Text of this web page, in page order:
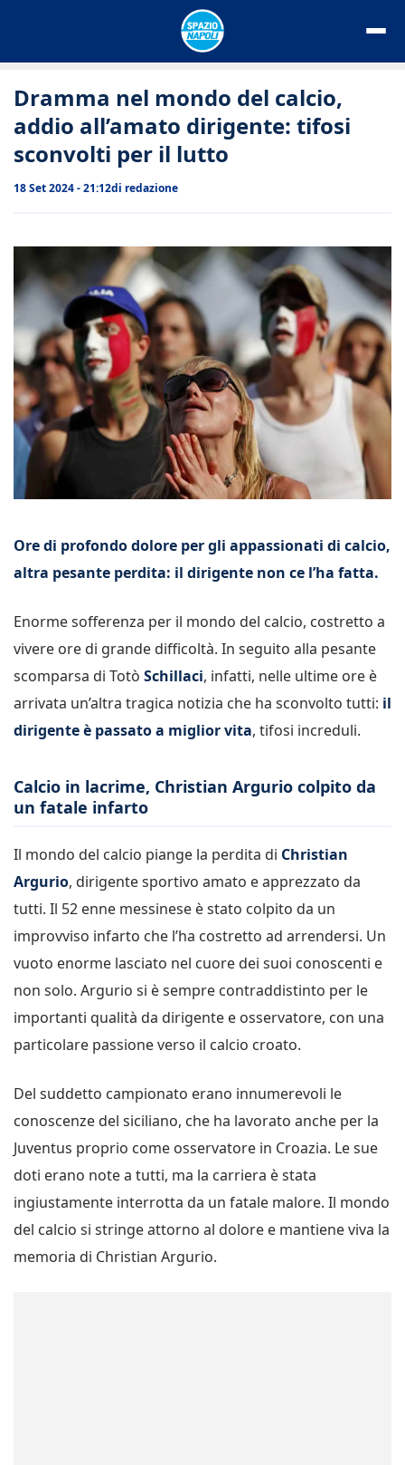
Dramma nel mondo del calcio,
addio all’amato dirigente: tifosi
sconvolti per il lutto
18 Set 2024 - 21:12di redazione
Ore di profondo dolore per gli appassionati di calcio,
altra pesante perdita: il dirigente non ce l’ha fatta.
Enorme sofferenza per il mondo del calcio, costretto a
vivere ore di grande difficoltà. In seguito alla pesante
scomparsa di Totò Schillaci, infatti, nelle ultime ore è
arrivata un’altra tragica notizia che ha sconvolto tutti: il
dirigente è passato a miglior vita, tifosi increduli.
Calcio in lacrime, Christian Argurio colpito da
un fatale infarto
Il mondo del calcio piange la perdita di Christian
Argurio, dirigente sportivo amato e apprezzato da
tutti. Il 52 enne messinese è stato colpito da un
improvviso infarto che l’ha costretto ad arrendersi. Un
vuoto enorme lasciato nel cuore dei suoi conoscenti e
non solo. Argurio si è sempre contraddistinto per le
importanti qualità da dirigente e osservatore, con una
particolare passione verso il calcio croato.
Del suddetto campionato erano innumerevoli le
conoscenze del siciliano, che ha lavorato anche per la
Juventus proprio come osservatore in Croazia. Le sue
doti erano note a tutti, ma la carriera è stata
ingiustamente interrotta da un fatale malore. Il mondo
del calcio si stringe attorno al dolore e mantiene viva la
memoria di Christian Argurio.